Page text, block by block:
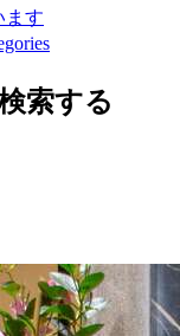
ます
索する